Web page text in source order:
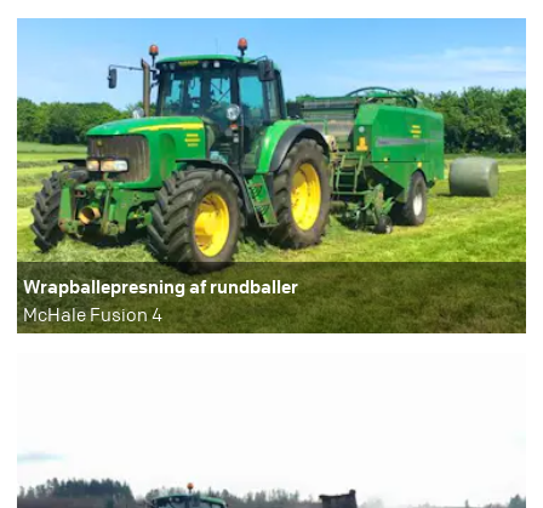
Wrapballepresning af rundballer
McHale Fusion 4